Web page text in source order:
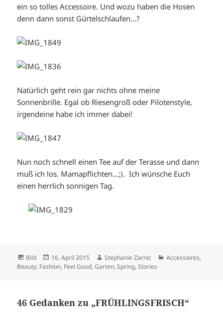
ein so tolles Accessoire. Und wozu haben die Hosen
denn dann sonst Gürtelschlaufen…?
Natürlich geht rein gar nichts ohne meine
Sonnenbrille. Egal ob Riesengroß oder Pilotenstyle,
irgendeine habe ich immer dabei!
Nun noch schnell einen Tee auf der Terasse und dann
muß ich los. Mamapflichten…;). Ich wünsche Euch
einen herrlich sonnigen Tag.
Format
Bild
Veröffentlicht
am
16. April 2015 Autor
Stephanie Zarnic Kategorien
Accessoires,
Beauty, Fashion, Feel Good,Garten,Spring,Stories
46 Gedanken zu „FRÜHLINGSFRISCH“